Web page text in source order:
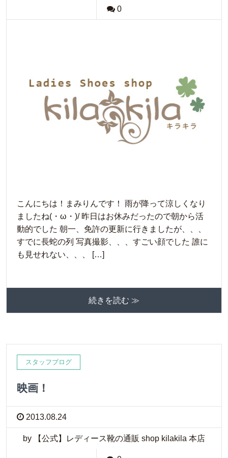
0
こんにちは！まみりんです！ 雨が降って涼しくなり
ましたね(・ω・)/ 昨日はお休みだったので朝から活
動的でした 朝一、免許の更新に行きましたが、、、
すでに長蛇の列 写真撮影、、、すごい顔でした 誰に
も見せれない、、、 […]
続きを読む ≫
スタッフブログ
映画！
2013.08.24
by 【公式】レディース靴の通販 shop kilakila 本店